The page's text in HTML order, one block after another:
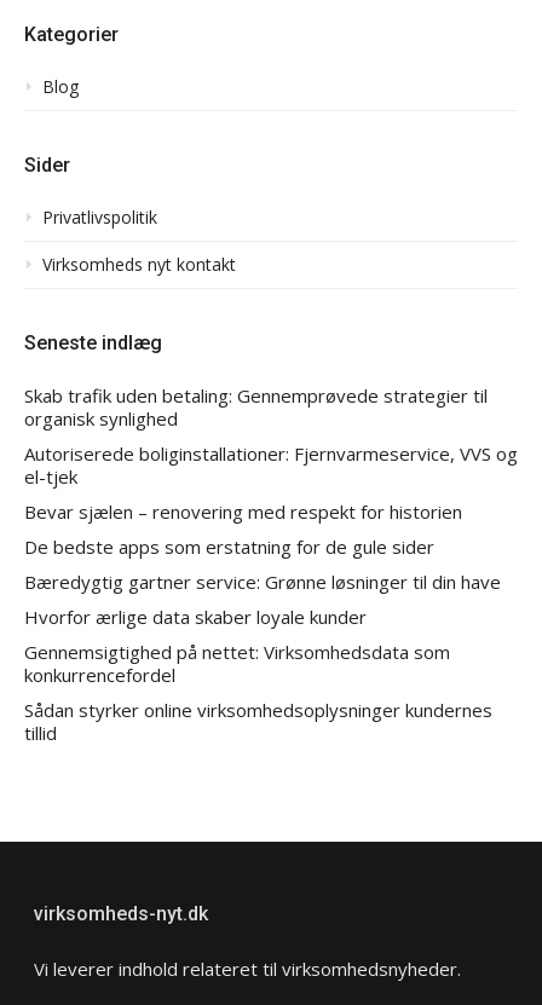
Kategorier
Blog
Sider
Privatlivspolitik
Virksomheds nyt kontakt
Seneste indlæg
Skab trafik uden betaling: Gennemprøvede strategier til
organisk synlighed
Autoriserede boliginstallationer: Fjernvarmeservice, VVS og
el-tjek
Bevar sjælen – renovering med respekt for historien
De bedste apps som erstatning for de gule sider
Bæredygtig gartner service: Grønne løsninger til din have
Hvorfor ærlige data skaber loyale kunder
Gennemsigtighed på nettet: Virksomhedsdata som
konkurrencefordel
Sådan styrker online virksomhedsoplysninger kundernes
tillid
virksomheds-nyt.dk
Vi leverer indhold relateret til virksomhedsnyheder.